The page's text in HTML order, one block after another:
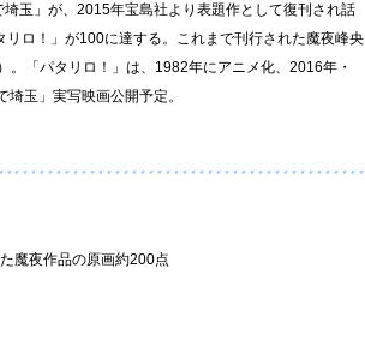
玉」が、2015年宝島社より表題作として復刊され話
ロ！」が100に達する。これまで刊行された魔夜峰央
「パタリロ！」は、1982年にアニメ化、2016年・
玉」実写映画公開予定。
魔夜作品の原画約200点